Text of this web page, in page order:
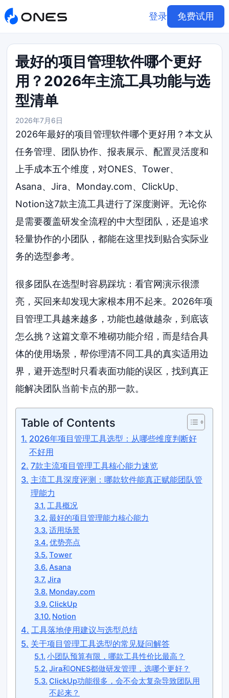
登录 免费试用
最好的项目管理软件哪个更好
用？2026年主流工具功能与选
型清单
2026年7月6日
2026年最好的项目管理软件哪个更好用？本文从
任务管理、团队协作、报表展示、配置灵活度和
上手成本五个维度，对ONES、Tower、
Asana、Jira、Monday.com、ClickUp、
Notion这7款主流工具进行了深度测评。无论你
是需要覆盖研发全流程的中大型团队，还是追求
轻量协作的小团队，都能在这里找到贴合实际业
务的选型参考。
很多团队在选型时容易踩坑：看官网演示很漂
亮，买回来却发现大家根本用不起来。2026年项
目管理工具越来越多，功能也越做越杂，到底该
怎么挑？这篇文章不堆砌功能介绍，而是结合具
体的使用场景，帮你理清不同工具的真实适用边
界，避开选型时只看表面功能的误区，找到真正
能解决团队当前卡点的那一款。
Table of Contents
2026年项目管理工具选型：从哪些维度判断好
不好用
7款主流项目管理工具核心能力速览
主流工具深度评测：哪款软件能真正赋能团队管
理能力
工具概况
最好的项目管理能力核心能力
适用场景
优势亮点
Tower
Asana
Jira
Monday.com
ClickUp
Notion
工具落地使用建议与选型总结
关于项目管理工具选型的常见疑问解答
小团队预算有限，哪款工具性价比最高？
Jira和ONES都做研发管理，选哪个更好？
ClickUp功能很多，会不会太复杂导致团队用
不起来？